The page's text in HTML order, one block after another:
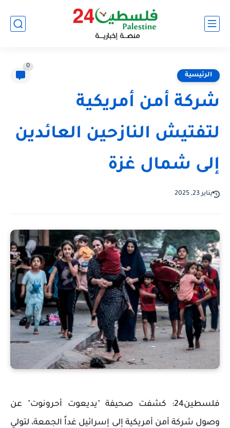
الرئيسية
0
شركة أمن أمريكية
لتفتيش النازحين العائدين
إلى شمال غزة
يناير 23, 2025
فلسطين24: كشفت صحيفة "يديعوت أحرونوت" عن
وصول شركة أمن أمريكية إلى إسرائيل غداً الجمعة، لتولي